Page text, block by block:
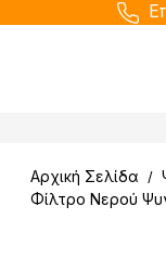
Αρχική Σελίδα /
Φίλτρο Νερού